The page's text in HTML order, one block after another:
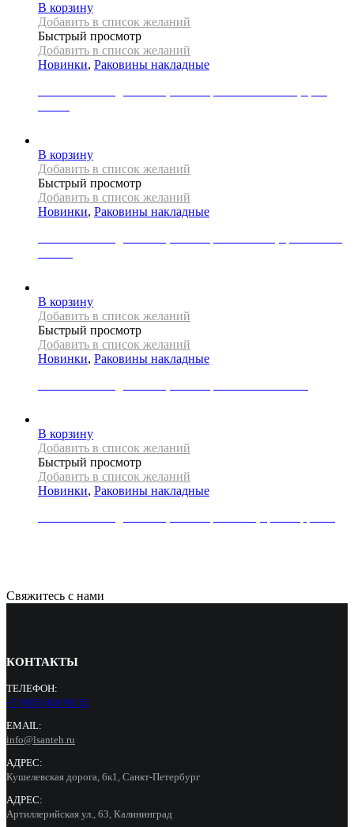
В корзину
Добавить в список желаний
Быстрый просмотр
Добавить в список желаний
Новинки, Раковины накладные
В корзину
Добавить в список желаний
Быстрый просмотр
Добавить в список желаний
Новинки, Раковины накладные
В корзину
Добавить в список желаний
Быстрый просмотр
Добавить в список желаний
Новинки, Раковины накладные
В корзину
Добавить в список желаний
Быстрый просмотр
Добавить в список желаний
Новинки, Раковины накладные
Свяжитесь с нами
КОНТАКТЫ
ТЕЛЕФОН:
+7 (965) 000 90 55
EMAIL:
info@lsanteh.ru
АДРЕС:
Кушелевская дорога, 6к1, Санкт-Петербург
АДРЕС:
Артиллерийская ул., 63, Калининград